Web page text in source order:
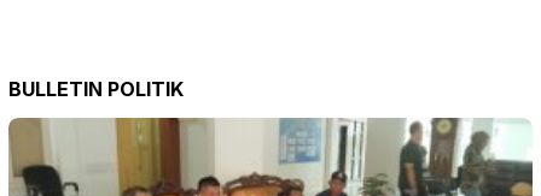
BULLETIN POLITIK